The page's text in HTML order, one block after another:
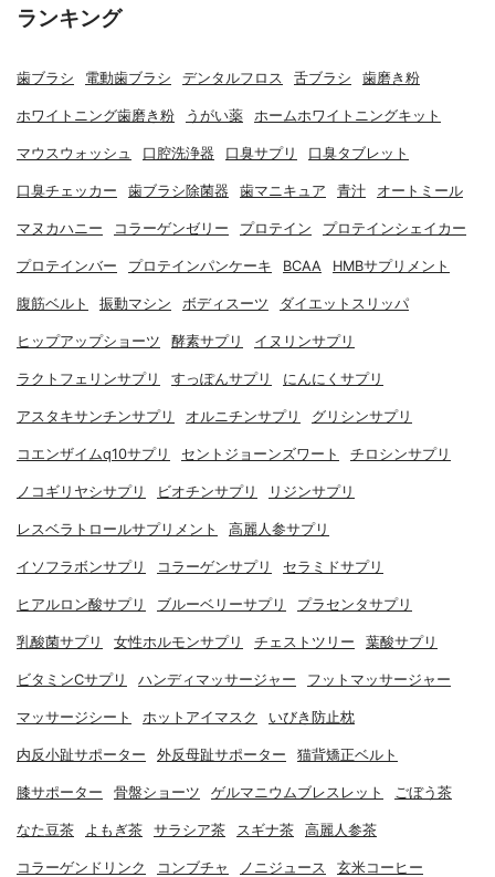
ランキング
歯ブラシ 電動歯ブラシ デンタルフロス 舌ブラシ 歯磨き粉
ホワイトニング歯磨き粉 うがい薬 ホームホワイトニングキット
マウスウォッシュ 口腔洗浄器 口臭サプリ 口臭タブレット
口臭チェッカー 歯ブラシ除菌器 歯マニキュア 青汁 オートミール
マヌカハニー コラーゲンゼリー プロテイン プロテインシェイカー
プロテインバー プロテインパンケーキ BCAA HMBサプリメント
腹筋ベルト 振動マシン ボディスーツ ダイエットスリッパ
ヒップアップショーツ 酵素サプリ イヌリンサプリ
ラクトフェリンサプリ すっぽんサプリ にんにくサプリ
アスタキサンチンサプリ オルニチンサプリ グリシンサプリ
コエンザイムq10サプリ セントジョーンズワート チロシンサプリ
ノコギリヤシサプリ ビオチンサプリ リジンサプリ
レスベラトロールサプリメント 高麗人参サプリ
イソフラボンサプリ コラーゲンサプリ セラミドサプリ
ヒアルロン酸サプリ ブルーベリーサプリ プラセンタサプリ
乳酸菌サプリ 女性ホルモンサプリ チェストツリー 葉酸サプリ
ビタミンCサプリ ハンディマッサージャー フットマッサージャー
マッサージシート ホットアイマスク いびき防止枕
内反小趾サポーター 外反母趾サポーター 猫背矯正ベルト
膝サポーター 骨盤ショーツ ゲルマニウムブレスレット ごぼう茶
なた豆茶 よもぎ茶 サラシア茶 スギナ茶 高麗人参茶
コラーゲンドリンク コンブチャ ノニジュース 玄米コーヒー